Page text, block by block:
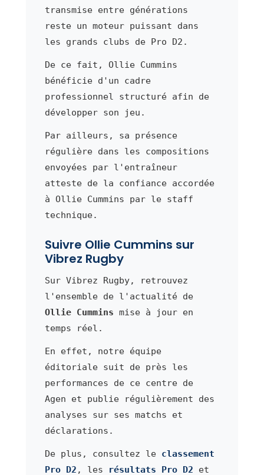
transmise entre générations
reste un moteur puissant dans
les grands clubs de Pro D2.
De ce fait, Ollie Cummins
bénéficie d'un cadre
professionnel structuré afin de
développer son jeu.
Par ailleurs, sa présence
régulière dans les compositions
envoyées par l'entraîneur
atteste de la confiance accordée
à Ollie Cummins par le staff
technique.
Suivre Ollie Cummins sur
Vibrez Rugby
Sur Vibrez Rugby, retrouvez
l'ensemble de l'actualité de
Ollie Cummins mise à jour en
temps réel.
En effet, notre équipe
éditoriale suit de près les
performances de ce centre de
Agen et publie régulièrement des
analyses sur ses matchs et
déclarations.
De plus, consultez le classement
Pro D2 , les résultats Pro D2 et